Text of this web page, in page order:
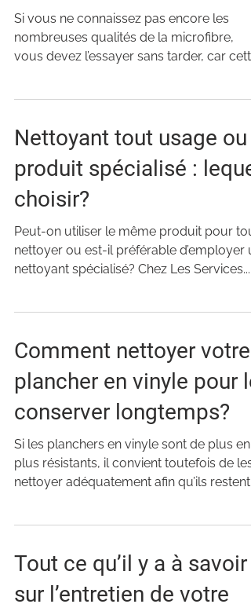
Si vous ne connaissez pas encore les
nombreuses qualités de la microfibre,
vous devez l’essayer sans tarder, car cette
Nettoyant tout usage ou
produit spécialisé : lequel
choisir?
Peut-on utiliser le même produit pour
nettoyer ou est-il préférable d’employer
nettoyant spécialisé? Chez Les Services...
Comment nettoyer votre
plancher en vinyle pour le
conserver longtemps?
Si les planchers en vinyle sont de plus en
plus résistants, il convient toutefois de les
nettoyer adéquatement afin qu’ils restent
Tout ce qu’il y a à savoir
sur l’entretien de votre